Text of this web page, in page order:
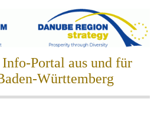
Info-Portal aus und für
Württemberg